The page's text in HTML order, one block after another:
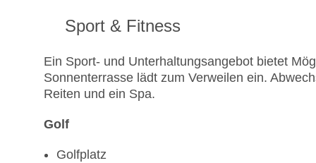
Sport & Fitness
Ein Sport- und Unterhaltungsangebot bietet
Sonnenterrasse lädt zum Verweilen ein.
Reiten und ein Spa.
Golf
Golfplatz